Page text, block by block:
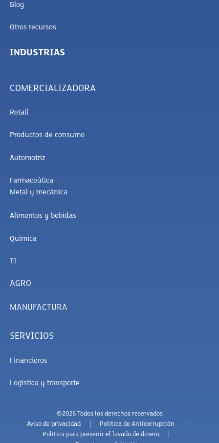
Blog
Otros recursos
INDUSTRIAS
COMERCIALIZADORA
Retail
Productos de consumo
Automotriz
Farmaceútica
Metal y mecánica
Alimentos y bebidas
Química
TI
AGRO
MANUFACTURA
SERVICIOS
Financieros
Logística y transporte
©2026 Todos los derechos reservados
Aviso de privacidad
Politica de Anticorrupción
Política para prevenir el lavado de dinero